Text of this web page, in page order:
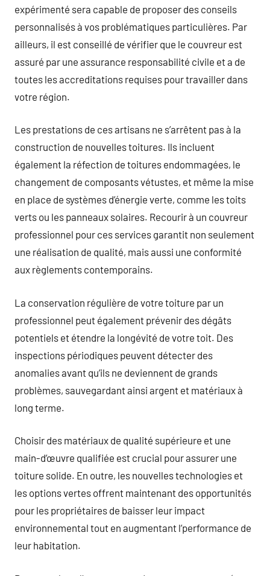
expérimenté sera capable de proposer des conseils
personnalisés à vos problématiques particulières. Par
ailleurs, il est conseillé de vérifier que le couvreur est
assuré par une assurance responsabilité civile et a de
toutes les accreditations requises pour travailler dans
votre région.
Les prestations de ces artisans ne s’arrêtent pas à la
construction de nouvelles toitures. Ils incluent
également la réfection de toitures endommagées, le
changement de composants vétustes, et même la mise
en place de systèmes d’énergie verte, comme les toits
verts ou les panneaux solaires. Recourir à un couvreur
professionnel pour ces services garantit non seulement
une réalisation de qualité, mais aussi une conformité
aux règlements contemporains.
La conservation régulière de votre toiture par un
professionnel peut également prévenir des dégâts
potentiels et étendre la longévité de votre toit. Des
inspections périodiques peuvent détecter des
anomalies avant qu’ils ne deviennent de grands
problèmes, sauvegardant ainsi argent et matériaux à
long terme.
Choisir des matériaux de qualité supérieure et une
main-d’œuvre qualifiée est crucial pour assurer une
toiture solide. En outre, les nouvelles technologies et
les options vertes offrent maintenant des opportunités
pour les propriétaires de baisser leur impact
environnemental tout en augmentant l’performance de
leur habitation.